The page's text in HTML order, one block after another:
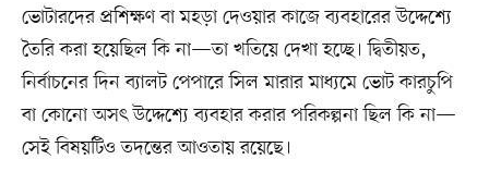
ভোটারদের প্রশিক্ষণ বা মহড়া দেওয়ার কাজে ব্যবহারের উদ্দেশ্যে
তৈরি করা হয়েছিল কি না—তা খতিয়ে দেখা হচ্ছে। দ্বিতীয়ত,
নির্বাচনের দিন ব্যালট পেপারে সিল মারার মাধ্যমে ভোট কারচুপি
বা কোনো অসৎ উদ্দেশ্যে ব্যবহার করার পরিকল্পনা ছিল কি না—
সেই বিষয়টিও তদন্তের আওতায় রয়েছে।